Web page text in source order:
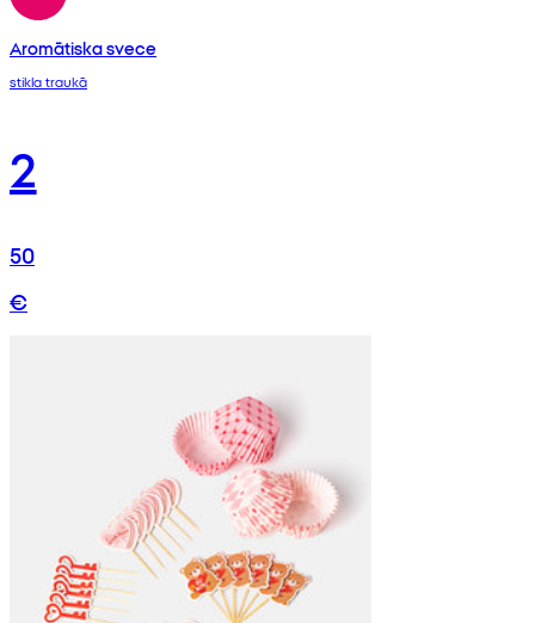
Aromātiska svece
stikla traukā
2
50
€